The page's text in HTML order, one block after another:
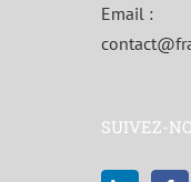
Email :
SUIVEZ-